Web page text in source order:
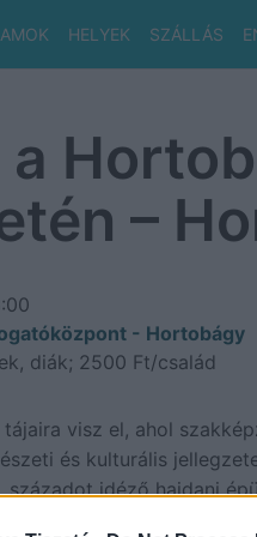
HELYEK SZÁLLÁS
–
- Hortobágy
diák; 2500 Ft/család
visz el, ahol
és kulturális
századot idéző hajdani